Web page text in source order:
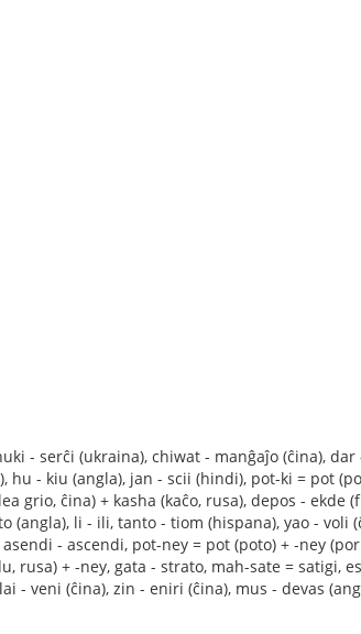
- serĉi (ukraina), chiwat - manĝaĵo (ĉina), dar
- kiu (angla), jan - scii (hindi), pot-ki = pot
grio, ĉina) + kasha (kaĉo, rusa), depos - ekde
(angla), li - ili, tanto - tiom (hispana), yao - voli
- ascendi, pot-ney = pot (poto) + -ney
rusa) + -ney, gata - strato, mah-sate = satigi,
- veni (ĉina), zin - eniri (ĉina), mus - devas